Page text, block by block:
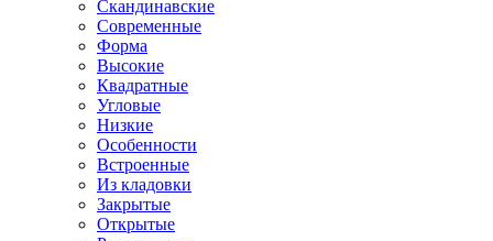
Скандинавские
Современные
Форма
Высокие
Квадратные
Угловые
Низкие
Особенности
Встроенные
Из кладовки
Закрытые
Открытые